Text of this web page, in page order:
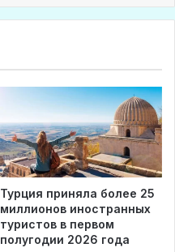
Турция приняла более 25
миллионов иностранных
туристов в первом
полугодии 2026 года